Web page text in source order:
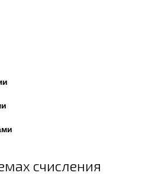
счисления